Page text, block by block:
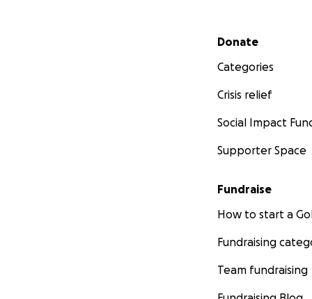
Secondary menu
Donate
Categories
Crisis relief
Social Impact
Supporter Space
Fundraise
How to start a
Fundraising
Team fundraising